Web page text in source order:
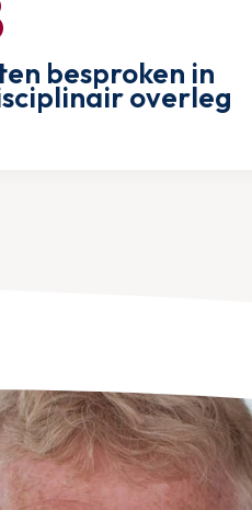
besproken in
overleg